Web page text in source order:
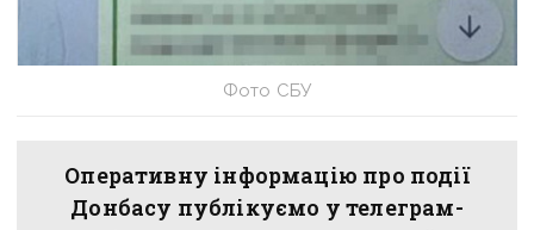
Фото СБУ
Оперативну інформацію про події
Донбасу публікуємо у телеграм-